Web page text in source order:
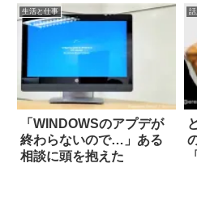
生活と仕事
「WINDOWSのアプデが
終わらないので…」ある
相談に頭を抱えた
話